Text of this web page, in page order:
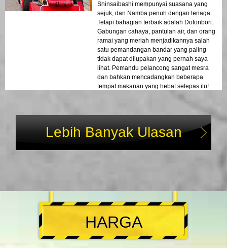
Shinsaibashi mempunyai suasana yang
sejuk, dan Namba penuh dengan tenaga.
Tetapi bahagian terbaik adalah Dotonbori.
Gabungan cahaya, pantulan air, dan orang
ramai yang meriah menjadikannya salah
satu pemandangan bandar yang paling
tidak dapat dilupakan yang pernah saya
lihat. Pemandu pelancong sangat mesra
dan bahkan mencadangkan beberapa
tempat makanan yang hebat selepas itu!
Lebih Banyak Ulasan
HARGA